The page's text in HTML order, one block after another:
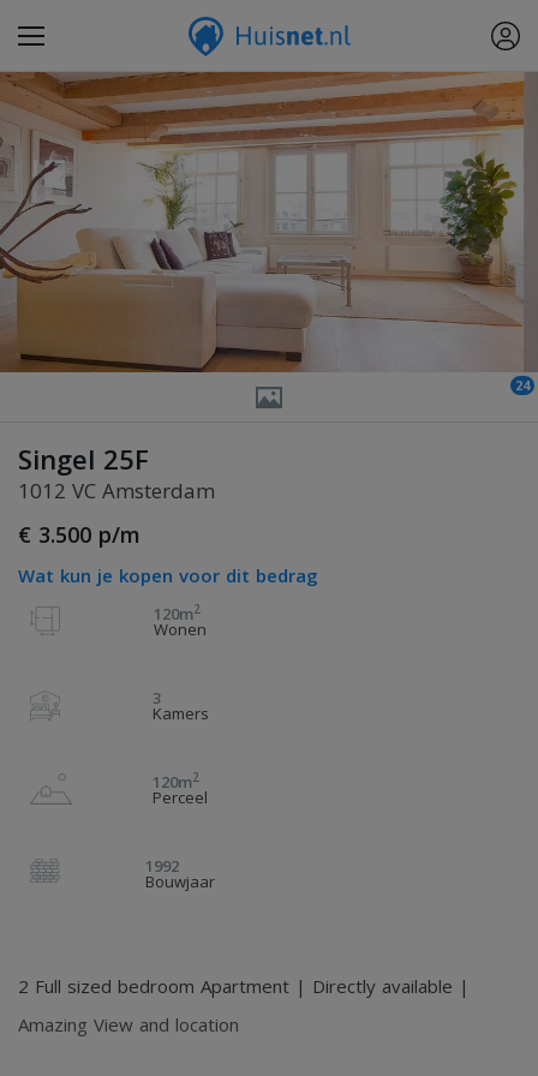
24
Singel 25F
1012 VC Amsterdam
€ 3.500 p/m
Wat kun je kopen voor dit bedrag
120m2
Wonen
3
Kamers
120m2
Perceel
1992
Bouwjaar
2 Full sized bedroom Apartment | Directly available |
Amazing View and location